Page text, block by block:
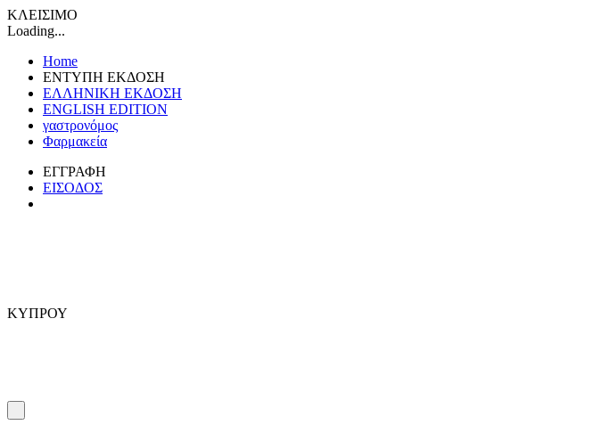
ΚΛΕΙΣΙΜΟ
Loading...
Home
ΕΝΤΥΠΗ ΕΚΔΟΣΗ
ΕΛΛΗΝΙΚΗ ΕΚΔΟΣΗ
ENGLISH EDITION
γαστρονόμος
Φαρμακεία
ΕΓΓΡΑΦΗ
ΕΙΣΟΔΟΣ
ΚΥΠΡΟΥ